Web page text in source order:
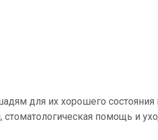
для их хорошего состояния
помощь и